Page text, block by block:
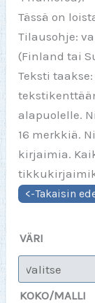
Tässä on
Tilausohje:
(Finland tai
Teksti
alapuolelle.
16 merkkiä.
kirjaimia.
VÄRI
KOKO/MALLI